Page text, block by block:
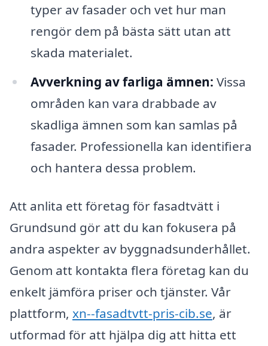
typer av fasader och vet hur man
rengör dem på bästa sätt utan att
skada materialet.
Avverkning av farliga ämnen: Vissa
områden kan vara drabbade av
skadliga ämnen som kan samlas på
fasader. Professionella kan identifiera
och hantera dessa problem.
Att anlita ett företag för fasadtvätt i
Grundsund gör att du kan fokusera på
andra aspekter av byggnadsunderhållet.
Genom att kontakta flera företag kan du
enkelt jämföra priser och tjänster. Vår
plattform, xn--fasadtvtt-pris-cib.se, är
utformad för att hjälpa dig att hitta ett